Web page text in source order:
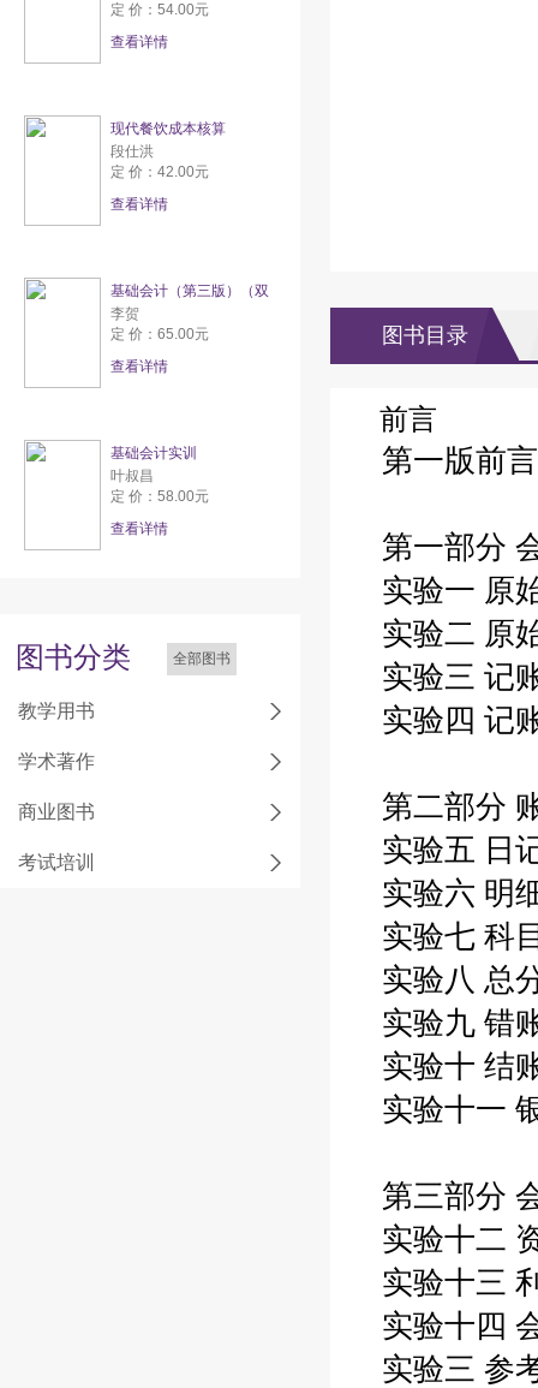
定 价：54.00元
查看详情
现代餐饮成本核算
段仕洪
定 价：42.00元
查看详情
基础会计（第三版）（双
李贺
定 价：65.00元
查看详情
基础会计实训
叶叔昌
定 价：58.00元
查看详情
图书分类 全部图书
教学用书
学术著作
商业图书
考试培训
图书目录
前言
第一版前言
第一部分
实验一 原
实验二 原
实验三 记
实验四 记
第二部分
实验五 日
实验六 明
实验七 科
实验八 总
实验九 错
实验十 结
实验十一
第三部分
实验十二
实验十三
实验十四
实验三 参